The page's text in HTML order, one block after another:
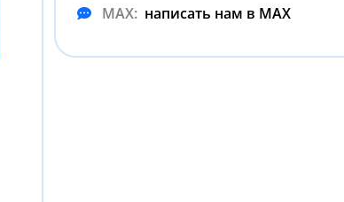
MAX: написать нам в MAX